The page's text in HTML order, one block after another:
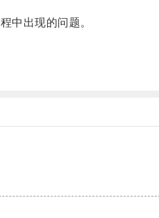
中出现的问题。